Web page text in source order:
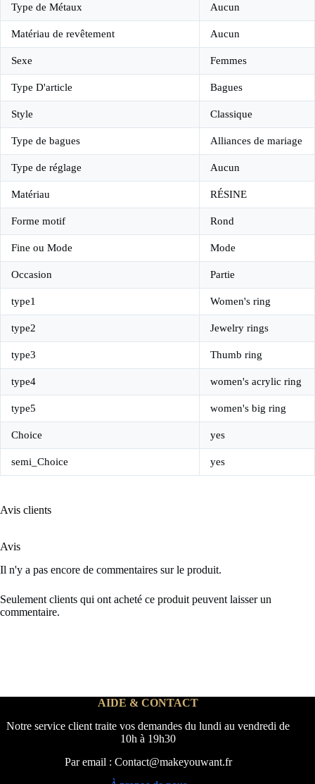
Type de Métaux Aucun
Matériau de revêtement Aucun
Sexe Femmes
Type D'article Bagues
Style Classique
Type de bagues Alliances de mariage
Type de réglage Aucun
Matériau RÉSINE
Forme motif Rond
Fine ou Mode Mode
Occasion Partie
type1 Women's ring
type2 Jewelry rings
type3 Thumb ring
type4 women's acrylic ring
type5 women's big ring
Choice yes
semi_Choice yes
Avis clients
Avis
Il n'y a pas encore de commentaires sur le produit.
Seulement clients qui ont acheté ce produit peuvent laisser un
commentaire.
AIDE & CONTACT
Notre service client traite vos demandes du lundi au vendredi de
10h à 19h30
Par email : Contact@makeyouwant.fr